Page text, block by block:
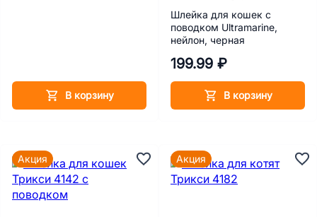
В корзину
Шлейка для кошек с
поводком Ultramarine,
нейлон, черная
199.99 ₽
В корзину
Акция Акция